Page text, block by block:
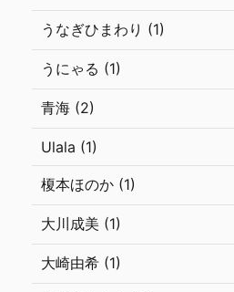
うなぎひまわり (1)
うにゃる (1)
青海 (2)
Ulala (1)
榎本ほのか (1)
大川成美 (1)
大崎由希 (1)